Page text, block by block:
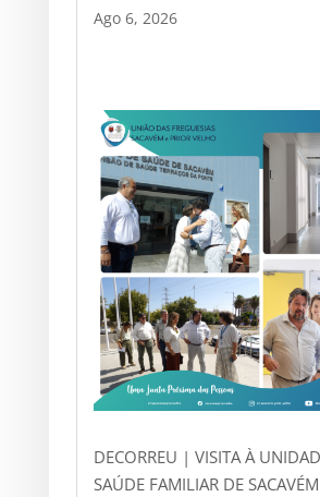
Ago 6, 2026
DECORREU | VISITA À
SAÚDE FAMILIAR DE SACAVÉM